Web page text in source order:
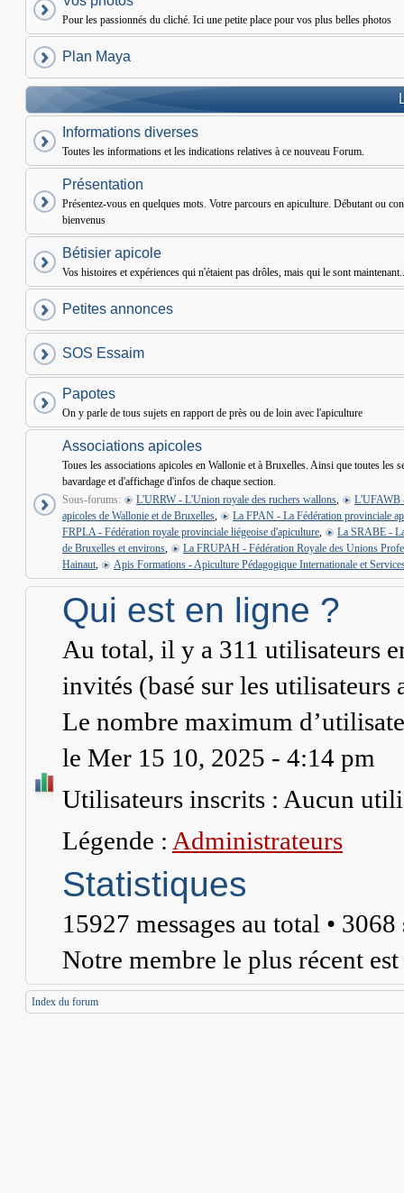
Pour les passionnés du cliché. Ici une petite place pour vos plus belles photos
Plan Maya
Informations diverses
Toutes les informations et les indications relatives à ce nouveau Forum.
Présentation
Présentez-vous en quelques mots. Votre parcours en apiculture. Débutant ou
bienvenus
Bétisier apicole
Vos histoires et expériences qui n'étaient pas drôles, mais qui le sont
Petites annonces
SOS Essaim
Papotes
On y parle de tous sujets en rapport de près ou de loin avec l'apiculture
Associations apicoles
Toues les associations apicoles en Wallonie et à Bruxelles. Ainsi que toutes les
bavardage et d'affichage d'infos de chaque section.
Sous-forums:
L'URRW - L'Union royale des ruchers wallons,
L'UFAWB
apicoles de Wallonie et de Bruxelles,
La FPAN - La Fédération provinciale
FRPLA - Fédération royale provinciale liégeoise d'apiculture,
La SRABE -
de Bruxelles et environs,
La FRUPAH - Fédération Royale des Unions
Hainaut, Apis Formations - Apiculture Pédagogique Internationale et
Qui est en ligne ?
Au total, il y a 311 utilisateurs
invités (basé sur les utilisateurs
Le nombre maximum
le Mer 15 10, 2025 - 4:14 pm
Utilisateurs inscrits : Aucun
Légende : Administrateurs
Statistiques
15927 messages au total • 3068
Notre membre le plus récent est
Index du forum